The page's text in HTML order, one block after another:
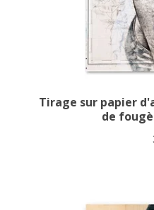
Tirage sur papier
de